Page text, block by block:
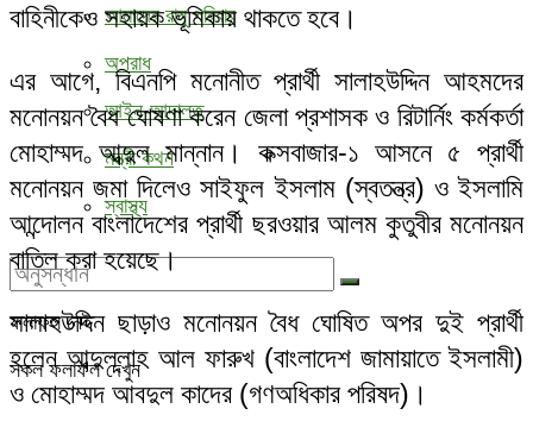
আমাদের রামু পরিবার
অপরাধ
আইন-আদালত
মন্ত্রী কথন
স্বাস্থ্য
ফলাফল নেই
সকল ফলাফল দেখুন
বাহিনীকেও সহায়ক ভূমিকায় থাকতে হবে।
এর আগে, বিএনপি মনোনীত প্রার্থী সালাহউদ্দিন আহমদের
মনোনয়ন বৈধ ঘোষণা করেন জেলা প্রশাসক ও রিটার্নিং কর্মকর্তা
মোহাম্মদ আব্দুল মান্নান। কক্সবাজার-১ আসনে ৫ প্রার্থী
মনোনয়ন জমা দিলেও সাইফুল ইসলাম (স্বতন্ত্র) ও ইসলামি
আন্দোলন বাংলাদেশের প্রার্থী ছরওয়ার আলম কুতুবীর মনোনয়ন
বাতিল করা হয়েছে।
সালাহউদ্দিন ছাড়াও মনোনয়ন বৈধ ঘোষিত অপর দুই প্রার্থী
হলেন আব্দুল্লাহ আল ফারুখ (বাংলাদেশ জামায়াতে ইসলামী)
ও মোহাম্মদ আবদুল কাদের (গণঅধিকার পরিষদ)।